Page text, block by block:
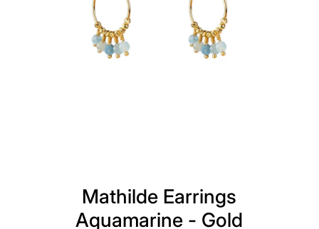
Mathilde Earrings
Aquamarine - Gold